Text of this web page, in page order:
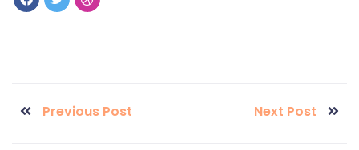
Previous Post Next Post